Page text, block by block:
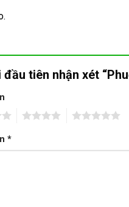
đầu tiên nhận xét
*